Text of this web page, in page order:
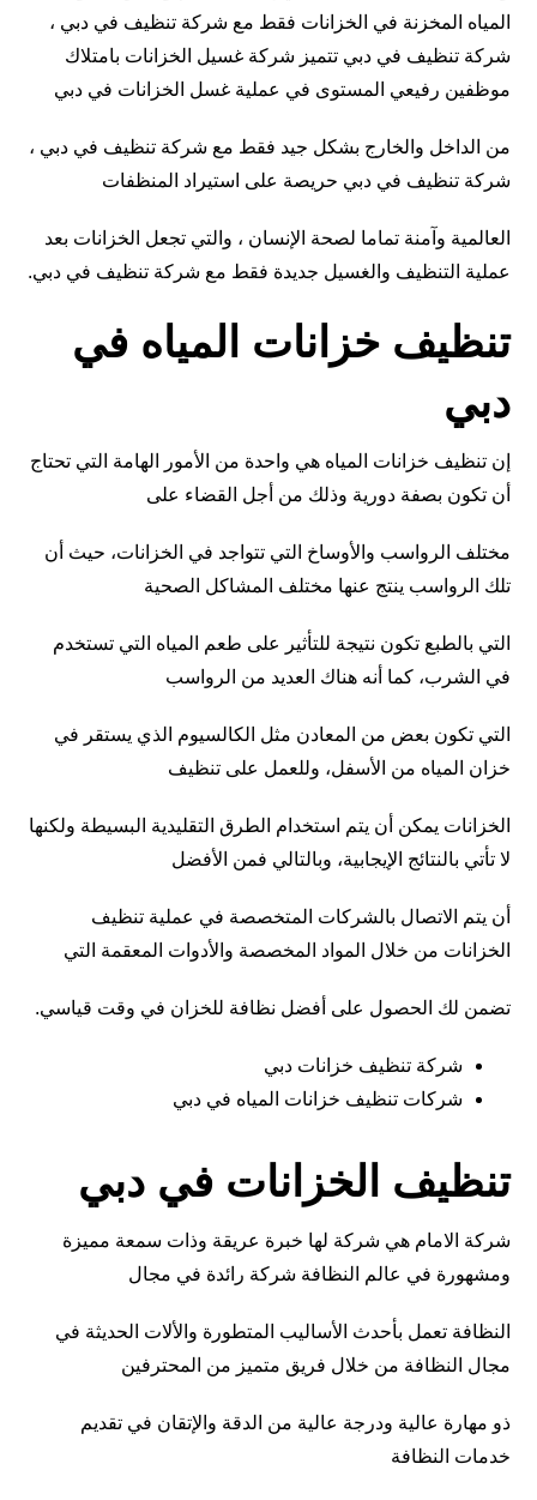
المياه المخزنة في الخزانات فقط مع شركة تنظيف في دبي ،
شركة تنظيف في دبي تتميز شركة غسيل الخزانات بامتلاك
موظفين رفيعي المستوى في عملية غسل الخزانات في دبي
من الداخل والخارج بشكل جيد فقط مع شركة تنظيف في دبي ،
شركة تنظيف في دبي حريصة على استيراد المنظفات
العالمية وآمنة تماما لصحة الإنسان ، والتي تجعل الخزانات بعد
عملية التنظيف والغسيل جديدة فقط مع شركة تنظيف في دبي.
تنظيف خزانات المياه في
دبي
إن تنظيف خزانات المياه هي واحدة من الأمور الهامة التي تحتاج
أن تكون بصفة دورية وذلك من أجل القضاء على
مختلف الرواسب والأوساخ التي تتواجد في الخزانات، حيث أن
تلك الرواسب ينتج عنها مختلف المشاكل الصحية
التي بالطبع تكون نتيجة للتأثير على طعم المياه التي تستخدم
في الشرب، كما أنه هناك العديد من الرواسب
التي تكون بعض من المعادن مثل الكالسيوم الذي يستقر في
خزان المياه من الأسفل، وللعمل على تنظيف
الخزانات يمكن أن يتم استخدام الطرق التقليدية البسيطة ولكنها
لا تأتي بالنتائج الإيجابية، وبالتالي فمن الأفضل
أن يتم الاتصال بالشركات المتخصصة في عملية تنظيف
الخزانات من خلال المواد المخصصة والأدوات المعقمة التي
تضمن لك الحصول على أفضل نظافة للخزان في وقت قياسي.
شركة تنظيف خزانات دبي
شركات تنظيف خزانات المياه في دبي
تنظيف الخزانات في دبي
شركة الامام هي شركة لها خبرة عريقة وذات سمعة مميزة
ومشهورة في عالم النظافة شركة رائدة في مجال
النظافة تعمل بأحدث الأساليب المتطورة والألات الحديثة في
مجال النظافة من خلال فريق متميز من المحترفين
ذو مهارة عالية ودرجة عالية من الدقة والإتقان في تقديم
خدمات النظافة